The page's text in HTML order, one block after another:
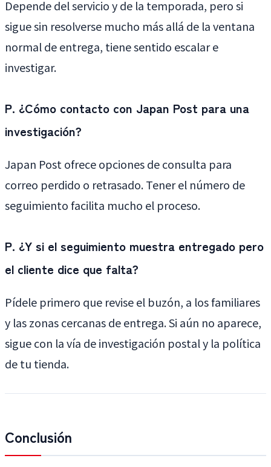
Depende del servicio y de la temporada, pero si
sigue sin resolverse mucho más allá de la ventana
normal de entrega, tiene sentido escalar e
investigar.
P. ¿Cómo contacto con Japan Post para una
investigación?
Japan Post ofrece opciones de consulta para
correo perdido o retrasado. Tener el número de
seguimiento facilita mucho el proceso.
P. ¿Y si el seguimiento muestra entregado pero
el cliente dice que falta?
Pídele primero que revise el buzón, a los familiares
y las zonas cercanas de entrega. Si aún no aparece,
sigue con la vía de investigación postal y la política
de tu tienda.
Conclusión